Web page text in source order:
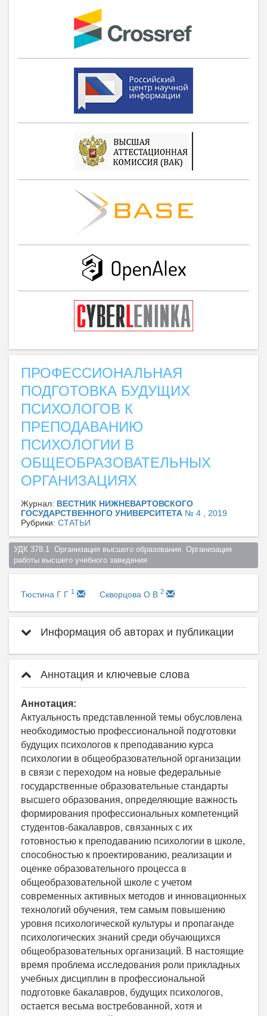
ПРОФЕССИОНАЛЬНАЯ
ПОДГОТОВКА БУДУЩИХ
ПСИХОЛОГОВ К
ПРЕПОДАВАНИЮ
ПСИХОЛОГИИ В
ОБЩЕОБРАЗОВАТЕЛЬНЫХ
ОРГАНИЗАЦИЯХ
Журнал: ВЕСТНИК НИЖНЕВАРТОВСКОГО
ГОСУДАРСТВЕННОГО УНИВЕРСИТЕТА № 4 , 2019
Рубрики: СТАТЬИ
УДК 378.1  Организация высшего образования. Организация
работы высшего учебного заведения
Тюстина Г Г 1 Скворцова О В 2
Информация об авторах и публикации
Аннотация и ключевые слова
Аннотация:
Актуальность представленной темы обусловлена
необходимостью профессиональной подготовки
будущих психологов к преподаванию курса
психологии в общеобразовательной организации
в связи с переходом на новые федеральные
государственные образовательные стандарты
высшего образования, определяющие важность
формирования профессиональных компетенций
студентов-бакалавров, связанных с их
готовностью к преподаванию психологии в школе,
способностью к проектированию, реализации и
оценке образовательного процесса в
общеобразовательной школе с учетом
современных активных методов и инновационных
технологий обучения, тем самым повышению
уровня психологической культуры и пропаганде
психологических знаний среди обучающихся
общеобразовательных организаций. В настоящие
время проблема исследования роли прикладных
учебных дисциплин в профессиональной
подготовке бакалавров, будущих психологов,
остается весьма востребованной, хотя и